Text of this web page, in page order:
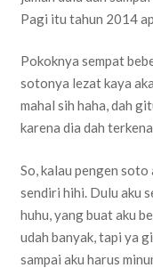
Pagi itu tahun 2014
Pokoknya sempat
sotonya lezat kaya
mahal sih haha, dah
karena dia dah
So, kalau pengen soto
sendiri hihi. Dulu aku
huhu, yang buat aku
udah banyak, tapi ya
sampai aku harus